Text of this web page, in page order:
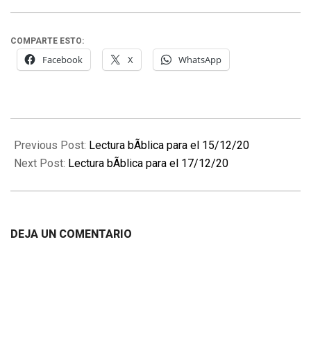
COMPARTE ESTO:
Facebook X WhatsApp
12-
16
Previous Post: Lectura bÃ­blica para el 15/12/20
Next Post: Lectura bÃ­blica para el 17/12/20
DEJA UN COMENTARIO